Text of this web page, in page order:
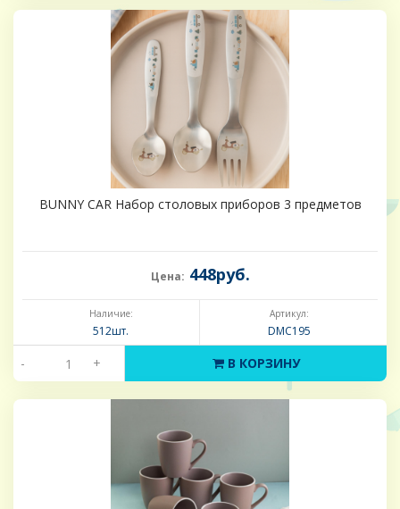
BUNNY CAR Набор столовых приборов 3 предметов
Цена: 448руб.
Наличие:
512шт.
Артикул:
DMC195
- + В КОРЗИНУ